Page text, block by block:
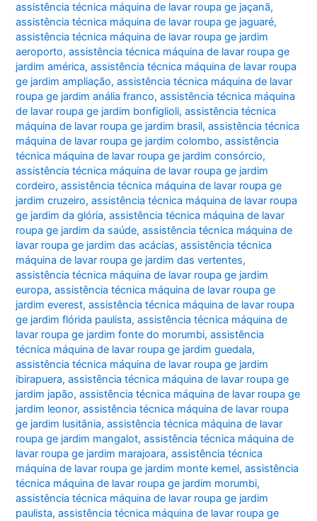
assistência técnica máquina de lavar roupa ge jaçanã,
assistência técnica máquina de lavar roupa ge jaguaré,
assistência técnica máquina de lavar roupa ge jardim
aeroporto,assistência técnica máquina de lavar roupa ge
jardim américa,assistência técnica máquina de lavar roupa
ge jardim ampliação,assistência técnica máquina de lavar
roupa ge jardim anália franco,assistência técnica máquina
de lavar roupa ge jardim bonfiglioli,assistência técnica
máquina de lavar roupa ge jardim brasil,assistência técnica
máquina de lavar roupa ge jardim colombo,assistência
técnica máquina de lavar roupa ge jardim consórcio,
assistência técnica máquina de lavar roupa ge jardim
cordeiro,assistência técnica máquina de lavar roupa ge
jardim cruzeiro,assistência técnica máquina de lavar roupa
ge jardim da glória,assistência técnica máquina de lavar
roupa ge jardim da saúde,assistência técnica máquina de
lavar roupa ge jardim das acácias,assistência técnica
máquina de lavar roupa ge jardim das vertentes,
assistência técnica máquina de lavar roupa ge jardim
europa,assistência técnica máquina de lavar roupa ge
jardim everest,assistência técnica máquina de lavar roupa
ge jardim flórida paulista,assistência técnica máquina de
lavar roupa ge jardim fonte do morumbi,assistência
técnica máquina de lavar roupa ge jardim guedala,
assistência técnica máquina de lavar roupa ge jardim
ibirapuera,assistência técnica máquina de lavar roupa ge
jardim japão,assistência técnica máquina de lavar roupa ge
jardim leonor,assistência técnica máquina de lavar roupa
ge jardim lusitânia,assistência técnica máquina de lavar
roupa ge jardim mangalot,assistência técnica máquina de
lavar roupa ge jardim marajoara,assistência técnica
máquina de lavar roupa ge jardim monte kemel,assistência
técnica máquina de lavar roupa ge jardim morumbi,
assistência técnica máquina de lavar roupa ge jardim
paulista,assistência técnica máquina de lavar roupa ge